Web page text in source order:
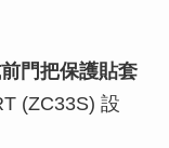
門把保護貼套
(ZC33S) 設